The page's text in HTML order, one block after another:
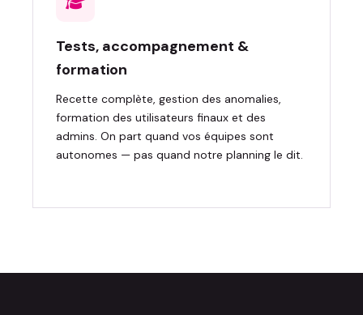
Tests, accompagnement &
formation
Recette complète, gestion des anomalies,
formation des utilisateurs finaux et des
admins. On part quand vos équipes sont
autonomes — pas quand notre planning le dit.